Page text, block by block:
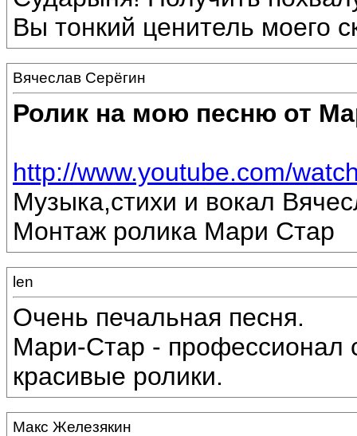
Вы тонкий ценитель моего
Вячеслав Серёгин
Ролик на мою песню от
http://www.youtube.com/
Музыка,стихи и вокал
Монтаж ролика Мари Стар
len
Очень печальная песня.
Мари-Стар - профессионал
красивые ролики.
Макс Железякин